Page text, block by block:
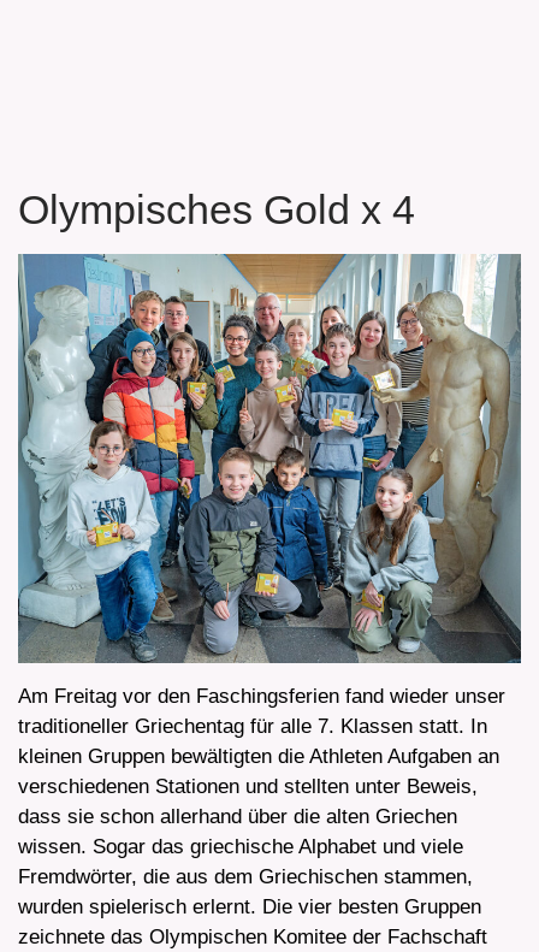
Olympisches Gold x 4
Am Freitag vor den Faschingsferien fand wieder unser
traditioneller Griechentag für alle 7. Klassen statt. In
kleinen Gruppen bewältigten die Athleten Aufgaben an
verschiedenen Stationen und stellten unter Beweis,
dass sie schon allerhand über die alten Griechen
wissen. Sogar das griechische Alphabet und viele
Fremdwörter, die aus dem Griechischen stammen,
wurden spielerisch erlernt. Die vier besten Gruppen
zeichnete das Olympischen Komitee der Fachschaft